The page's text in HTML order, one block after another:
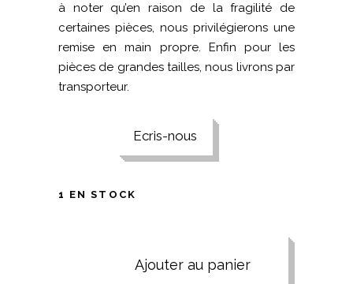
à noter qu’en raison de la fragilité de
certaines pièces, nous privilégierons une
remise en main propre. Enfin pour les
pièces de grandes tailles, nous livrons par
transporteur.
Ecris-nous
1 EN STOCK
Ajouter au panier